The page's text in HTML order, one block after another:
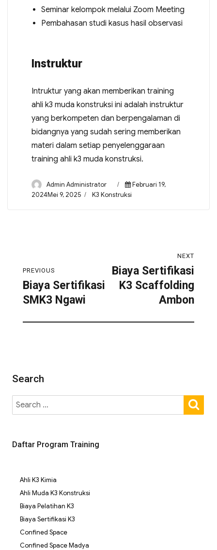
Seminar kelompok melalui Zoom Meeting
Pembahasan studi kasus hasil observasi
Instruktur
Intruktur yang akan memberikan training
ahli k3 muda konstruksi ini adalah instruktur
yang berkompeten dan berpengalaman di
bidangnya yang sudah sering memberikan
materi dalam setiap penyelenggaraan
training ahli k3 muda konstruksi.
Admin Administrator
Februari 19,
2024Mei 9, 2025
K3 Konstruksi
PREVIOUS
Biaya Sertifikasi
SMK3 Ngawi
NEXT
Biaya Sertifikasi
K3 Scaffolding
Ambon
Search
Daftar Program Training
Ahli K3 Kimia
Ahli Muda K3 Konstruksi
Biaya Pelatihan K3
Biaya Sertifikasi K3
Confined Space
Confined Space Madya